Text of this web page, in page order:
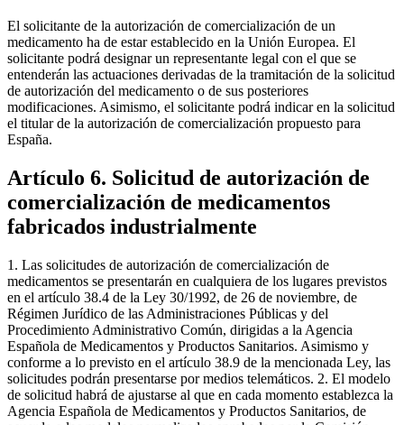
El solicitante de la autorización de comercialización de un
medicamento ha de estar establecido en la Unión Europea. El
solicitante podrá designar un representante legal con el que se
entenderán las actuaciones derivadas de la tramitación de la solicitud
de autorización del medicamento o de sus posteriores
modificaciones. Asimismo, el solicitante podrá indicar en la solicitud
el titular de la autorización de comercialización propuesto para
España.
Artículo 6. Solicitud de autorización de
comercialización de medicamentos
fabricados industrialmente
1. Las solicitudes de autorización de comercialización de
medicamentos se presentarán en cualquiera de los lugares previstos
en el artículo 38.4 de la Ley 30/1992, de 26 de noviembre, de
Régimen Jurídico de las Administraciones Públicas y del
Procedimiento Administrativo Común, dirigidas a la Agencia
Española de Medicamentos y Productos Sanitarios. Asimismo y
conforme a lo previsto en el artículo 38.9 de la mencionada Ley, las
solicitudes podrán presentarse por medios telemáticos. 2. El modelo
de solicitud habrá de ajustarse al que en cada momento establezca la
Agencia Española de Medicamentos y Productos Sanitarios, de